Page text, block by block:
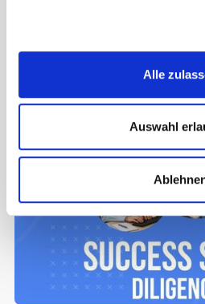
Alle
Auswahl
Success Story Duisburger
Einstellungen in nur 3